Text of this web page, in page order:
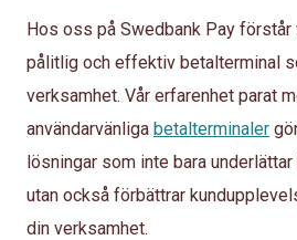
Hos oss på Swedbank Pay förstår
pålitlig och effektiv betalterminal
verksamhet. Vår erfarenhet parat
användarvänliga betalterminaler
lösningar som inte bara
utan också förbättrar
din verksamhet.